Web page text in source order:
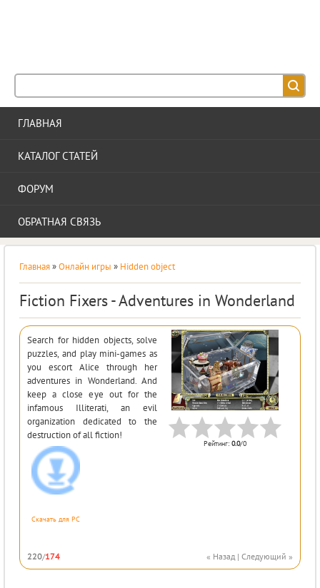
ГЛАВНАЯ
КАТАЛОГ СТАТЕЙ
ФОРУМ
ОБРАТНАЯ СВЯЗЬ
Главная»Онлайн игры » Hidden object
Fiction Fixers - Adventures in Wonderland
Search for hidden objects, solve
puzzles, and play mini-games as
you escort Alice through her
adventures in Wonderland. And
keep a close eye out for the
infamous Illiterati, an evil
organization dedicated to the
destruction of all fiction!
Скачать для PC
Рейтинг: 0.0/0
« Назад| Следующий »
220/174